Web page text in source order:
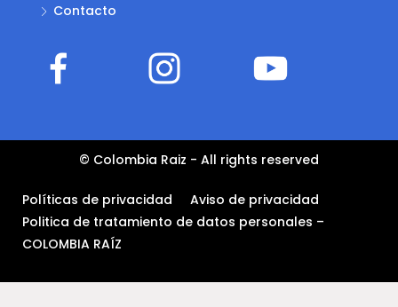
Contacto
© Colombia Raiz - All rights reserved
Políticas de privacidad
Aviso de privacidad
Politica de tratamiento de datos personales –
COLOMBIA RAÍZ